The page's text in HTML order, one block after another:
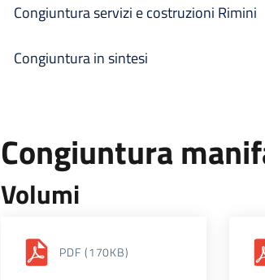
Congiuntura servizi e costruzioni Rimini
Congiuntura in sintesi
Congiuntura
Volumi
PDF (170KB)